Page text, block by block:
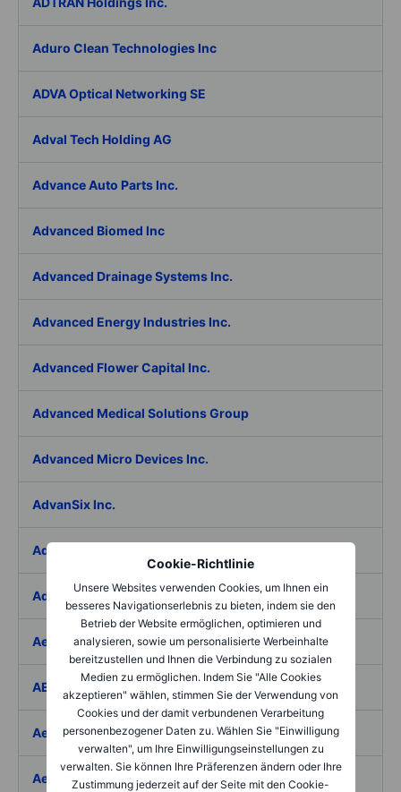
Cookie-Richtlinie
Unsere Websites verwenden Cookies, um Ihnen ein
besseres Navigationserlebnis zu bieten, indem sie den
Betrieb der Website ermöglichen, optimieren und
analysieren, sowie um personalisierte Werbeinhalte
bereitzustellen und Ihnen die Verbindung zu sozialen
Medien zu ermöglichen. Indem Sie "Alle Cookies
akzeptieren" wählen, stimmen Sie der Verwendung von
Cookies und der damit verbundenen Verarbeitung
personenbezogener Daten zu. Wählen Sie "Einwilligung
verwalten", um Ihre Einwilligungseinstellungen zu
verwalten. Sie können Ihre Präferenzen ändern oder Ihre
Zustimmung jederzeit auf der Seite mit den Cookie-
Aduro Clean Technologies Inc
ADVA Optical Networking SE
Adval Tech Holding AG
Advance Auto Parts Inc.
Advanced Biomed Inc
Advanced Drainage Systems Inc.
Advanced Energy Industries Inc.
Advanced Flower Capital Inc.
Advanced Medical Solutions Group
Advanced Micro Devices Inc.
AdvanSix Inc.
Advantage Solutions Inc.
Adyen NV
Aebi Schmidt Holding AG
AECOM
Aedes SpA
Aedifica SICAFI SA